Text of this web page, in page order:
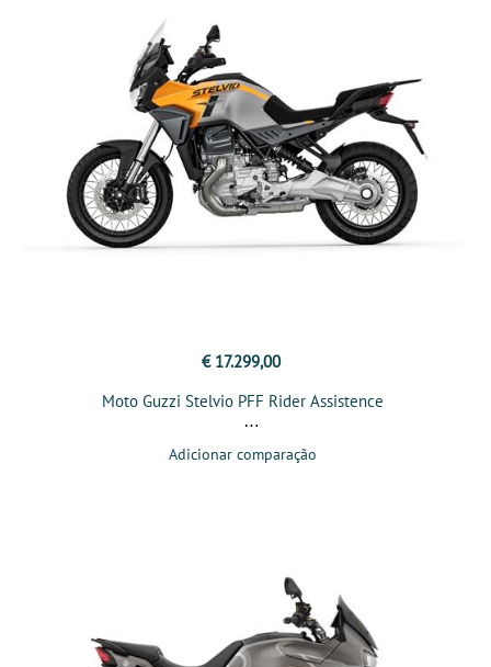
€ 17.299,00
Moto Guzzi Stelvio PFF Rider Assistence
Adicionar comparação